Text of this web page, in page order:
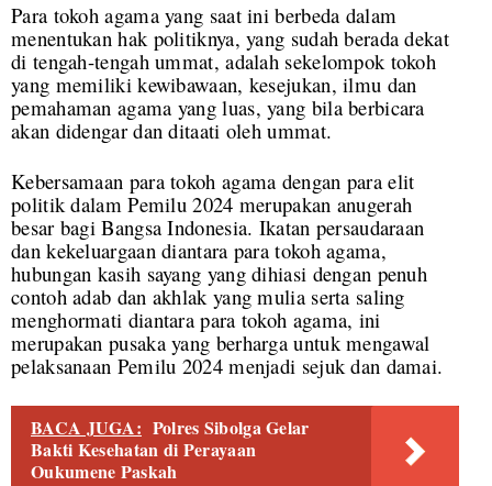
Para tokoh agama yang saat ini berbeda dalam
menentukan hak politiknya, yang sudah berada dekat
di tengah-tengah ummat, adalah sekelompok tokoh
yang memiliki kewibawaan, kesejukan, ilmu dan
pemahaman agama yang luas, yang bila berbicara
akan didengar dan ditaati oleh ummat.
Kebersamaan para tokoh agama dengan para elit
politik dalam Pemilu 2024 merupakan anugerah
besar bagi Bangsa Indonesia. Ikatan persaudaraan
dan kekeluargaan diantara para tokoh agama,
hubungan kasih sayang yang dihiasi dengan penuh
contoh adab dan akhlak yang mulia serta saling
menghormati diantara para tokoh agama, ini
merupakan pusaka yang berharga untuk mengawal
pelaksanaan Pemilu 2024 menjadi sejuk dan damai.
BACA JUGA: Polres Sibolga Gelar
Bakti Kesehatan di Perayaan
Oukumene Paskah